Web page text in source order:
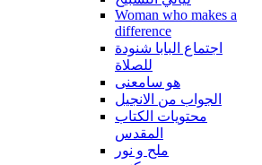
Woman who makes a
difference
اجتماع البابا شنودة
للصلاة
هو سامعنى
الجواب من الانجيل
محتويات الكتاب
المقدس
ملح و نور